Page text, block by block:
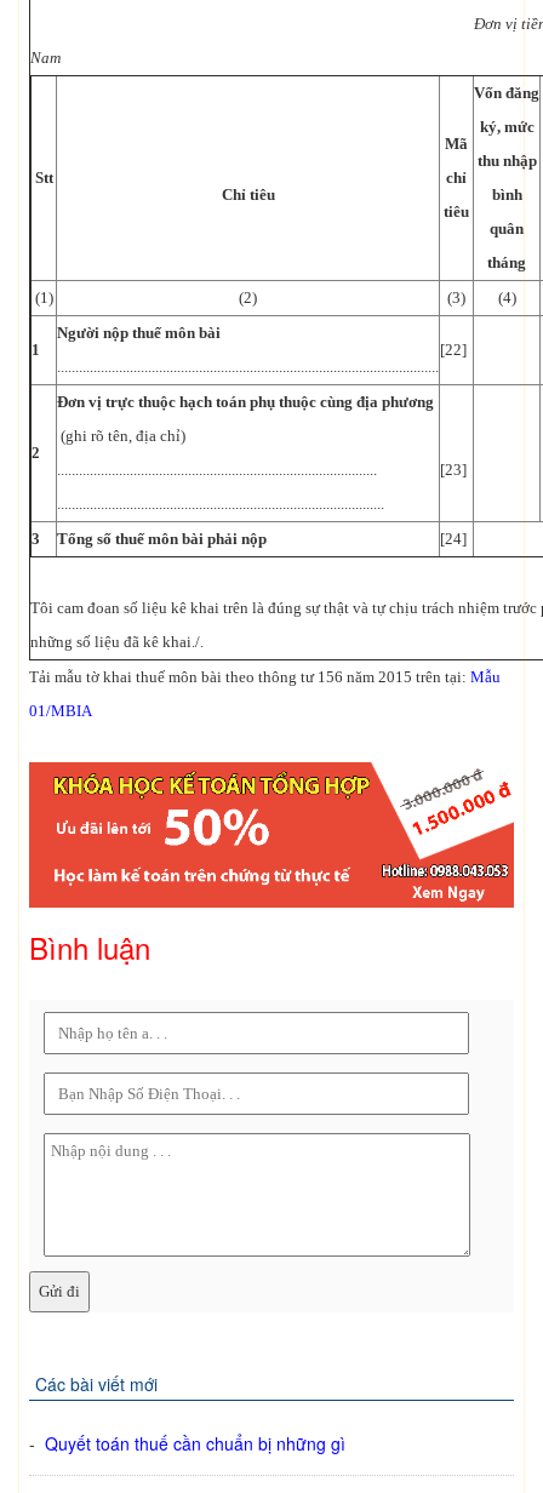
Đơn vị
Nam
Stt
Chỉ tiêu
Mã
chỉ
tiêu
Vốn đăng
ký, mức
thu nhập
bình
quân
tháng
(1)
(2) (3) (4)
1
Người nộp thuế môn bài
[22]
2
Đơn vị trực thuộc hạch toán phụ thuộc cùng địa phương
(ghi rõ tên, địa chỉ)
[23]
3 Tổng số thuế môn bài phải nộp [24]
Tôi cam đoan số liệu kê khai trên là đúng sự thật và tự chịu trách nhiệm trước
những số liệu đã kê khai./.
Tải mẫu tờ khai thuế môn bài theo thông tư 156 năm 2015 trên tại: Mẫu
01/MBIA
Bình luận
Các bài viết mới
- Quyết toán thuế cần chuẩn bị những gì